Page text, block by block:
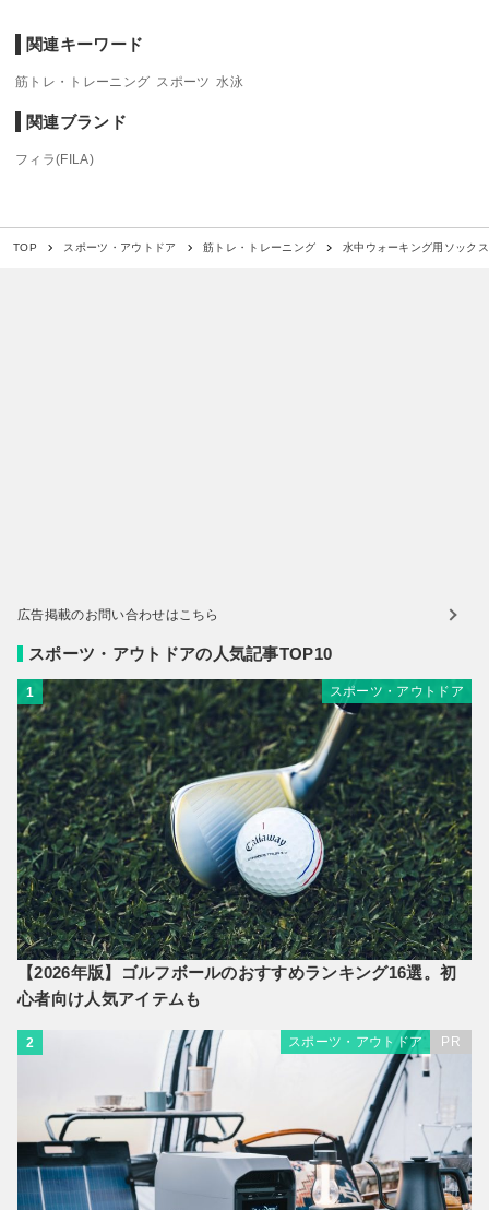
関連キーワード
筋トレ・トレーニング スポーツ 水泳
関連ブランド
フィラ(FILA)
TOP スポーツ・アウトドア 筋トレ・トレーニング 水中ウォーキング用ソック
広告掲載のお問い合わせはこちら
スポーツ・アウトドアの人気記事TOP10
1 スポーツ・アウトドア
【2026年版】ゴルフボールのおすすめランキング16選。初
心者向け人気アイテムも
2 スポーツ・アウトドア PR